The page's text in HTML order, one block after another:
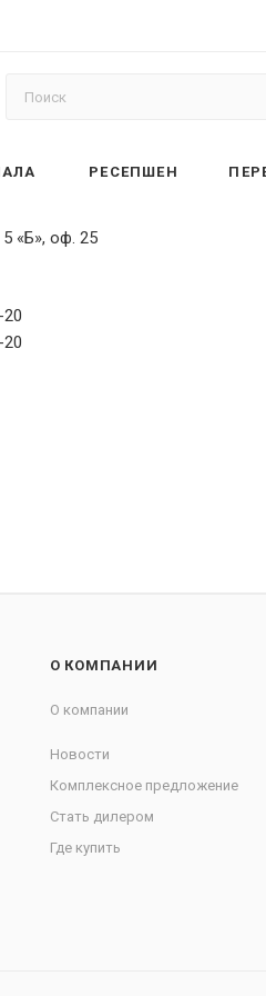
РЕСЕПШЕН
«Б», оф. 25
О КОМПАНИИ
О компании
Новости
Комплексное предложение
Стать дилером
Где купить